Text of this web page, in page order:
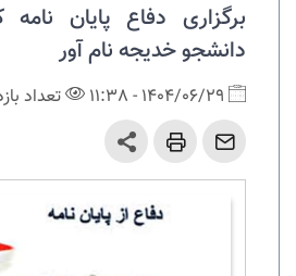
برگزاری دفاع پایان نامه
دانشجو خدیجه نام آور
1404/06/29 - 11:38 تعداد